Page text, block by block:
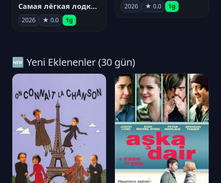
Самая лёгкая лодка в мире
2026 ★ 0.0 1g
2026 ★ 0.0 1g
🆕 Yeni Eklenenler (30 gün)